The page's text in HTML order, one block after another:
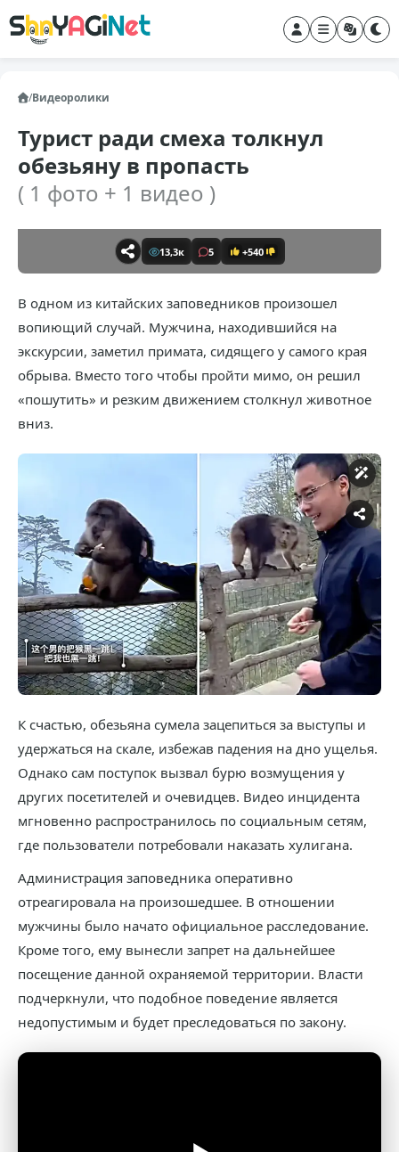
/Видеоролики
Турист ради смеха толкнул
обезьяну в пропасть
( 1 фото + 1 видео )
13,3к 5 +540
В одном из китайских заповедников произошел
вопиющий случай. Мужчина, находившийся на
экскурсии, заметил примата, сидящего у самого края
обрыва. Вместо того чтобы пройти мимо, он решил
«пошутить» и резким движением столкнул животное
вниз.
К счастью, обезьяна сумела зацепиться за выступы и
удержаться на скале, избежав падения на дно ущелья.
Однако сам поступок вызвал бурю возмущения у
других посетителей и очевидцев. Видео инцидента
мгновенно распространилось по социальным сетям,
где пользователи потребовали наказать хулигана.
Администрация заповедника оперативно
отреагировала на произошедшее. В отношении
мужчины было начато официальное расследование.
Кроме того, ему вынесли запрет на дальнейшее
посещение данной охраняемой территории. Власти
подчеркнули, что подобное поведение является
недопустимым и будет преследоваться по закону.